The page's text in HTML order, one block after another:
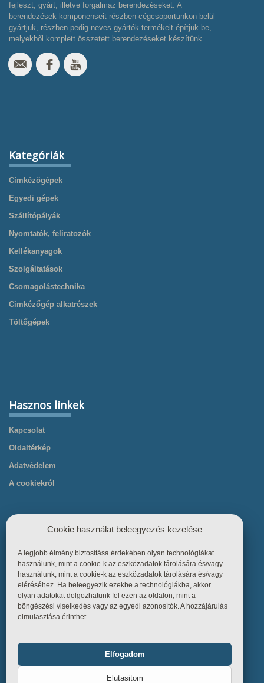
fejleszt, gyárt, illetve forgalmaz berendezéseket. A
berendezések komponenseit részben cégcsoportunkon belül
gyártjuk, részben pedig neves gyártók termékeit építjük be,
melyekből komplett összetett berendezéseket készítünk
Kategóriák
Címkézőgépek
Egyedi gépek
Szállítópályák
Nyomtatók, feliratozók
Kellékanyagok
Szolgáltatások
Csomagolástechnika
Cimkézőgép alkatrészek
Töltőgépek
Hasznos linkek
Kapcsolat
Oldaltérkép
Adatvédelem
A cookiekról
Hasznos linkek
Főoldal
Termékek
Tudástár
Üzletszabályzat
Cookie használat beleegyezés kezelése
A legjobb élmény biztosítása érdekében olyan technológiákat
használunk, mint a cookie-k az eszközadatok tárolására és/vagy
használunk, mint a cookie-k az eszközadatok tárolására és/vagy
eléréséhez. Ha beleegyezik ezekbe a technológiákba, akkor
olyan adatokat dolgozhatunk fel ezen az oldalon, mint a
böngészési viselkedés vagy az egyedi azonosítók. A hozzájárulás
elmulasztása érinthet.
Elfogadom
Elutasitom